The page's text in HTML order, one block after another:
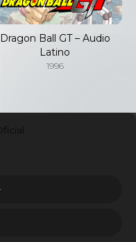
Dragon Ball GT – Audio
Latino
1996